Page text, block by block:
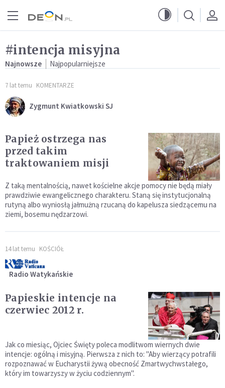
#intencja misyjna
Najnowsze Najpopularniejsze
7 lat temu KOMENTARZE
Zygmunt Kwiatkowski SJ
Papież ostrzega nas
przed takim
traktowaniem misji
Z taką mentalnością, nawet kościelne akcje pomocy nie będą miały
prawdziwie ewangelicznego charakteru. Staną się instytucjonalną
rutyną albo wyniosłą jałmużną rzucaną do kapelusza siedzącemu na
ziemi, bosemu nędzarzowi.
14 lat temu KOŚCIÓŁ
Radio Watykańskie
Papieskie intencje na
czerwiec 2012 r.
Jak co miesiąc, Ojciec Święty poleca modlitwom wiernych dwie
intencje: ogólną i misyjną. Pierwsza z nich to: "Aby wierzący potrafili
rozpoznawać w Eucharystii żywą obecność Zmartwychwstałego,
który im towarzyszy w życiu codziennym".